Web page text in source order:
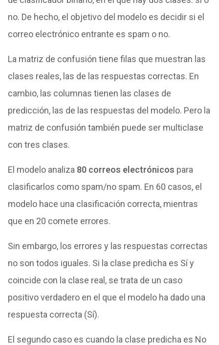
no. De hecho, el objetivo del modelo es decidir si el
correo electrónico entrante es spam o no.
La matriz de confusión tiene filas que muestran las
clases reales, las de las respuestas correctas. En
cambio, las columnas tienen las clases de
predicción, las de las respuestas del modelo. Pero la
matriz de confusión también puede ser multiclase
con tres clases.
El modelo analiza 80 correos electrónicos para
clasificarlos como spam/no spam. En 60 casos, el
modelo hace una clasificación correcta, mientras
que en 20 comete errores.
Sin embargo, los errores y las respuestas correctas
no son todos iguales. Si la clase predicha es Sí y
coincide con la clase real, se trata de un caso
positivo verdadero en el que el modelo ha dado una
respuesta correcta (Sí).
El segundo caso es cuando la clase predicha es No